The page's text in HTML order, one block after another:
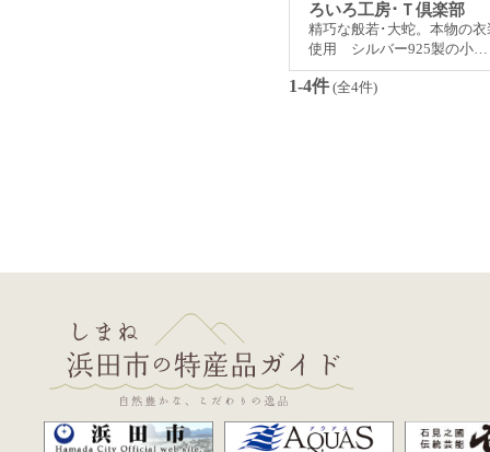
ろいろ工房･Ｔ倶楽部
精巧な般若･大蛇。本物の
使用 シルバー925製の小…
1-4件 (全4件)